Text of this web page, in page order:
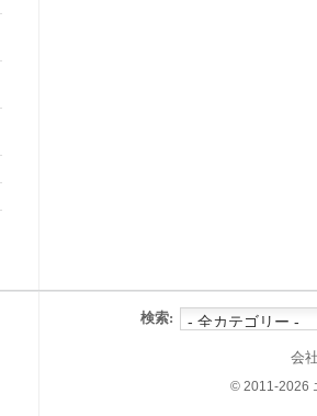
検索:
会
© 2011-2026